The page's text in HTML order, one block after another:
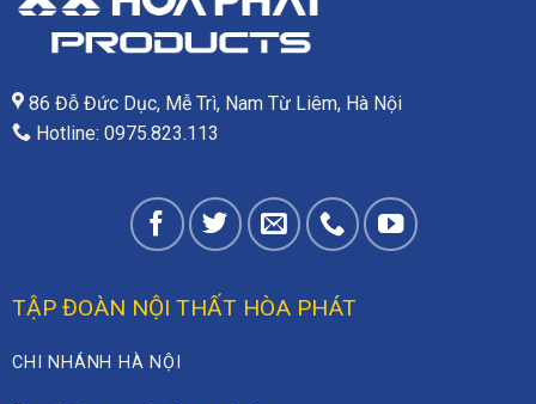
86 Đỗ Đức Dục, Mễ Trì, Nam Từ Liêm, Hà Nội
Hotline: 0975.823.113
TẬP ĐOÀN NỘI THẤT HÒA PHÁT
CHI NHÁNH HÀ NỘI